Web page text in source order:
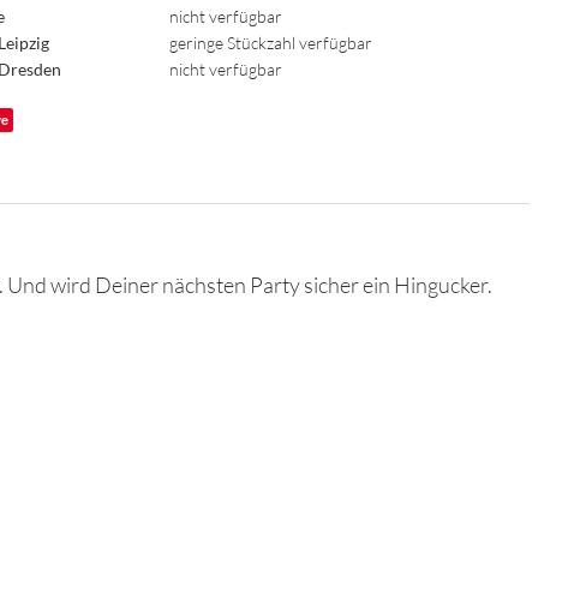
nicht verfügbar
geringe Stückzahl verfügbar
nicht verfügbar
wird Deiner nächsten Party sicher ein Hingucker.